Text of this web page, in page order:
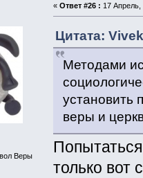
Веры
« Ответ #26 : 17 Апрель,
Цитата:
Методами
установить
веры и
только вот